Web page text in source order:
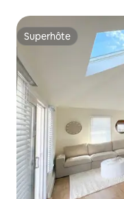
Superhôte
Superhôte